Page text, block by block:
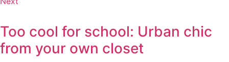
Too cool for school: Urban chic
from your own closet